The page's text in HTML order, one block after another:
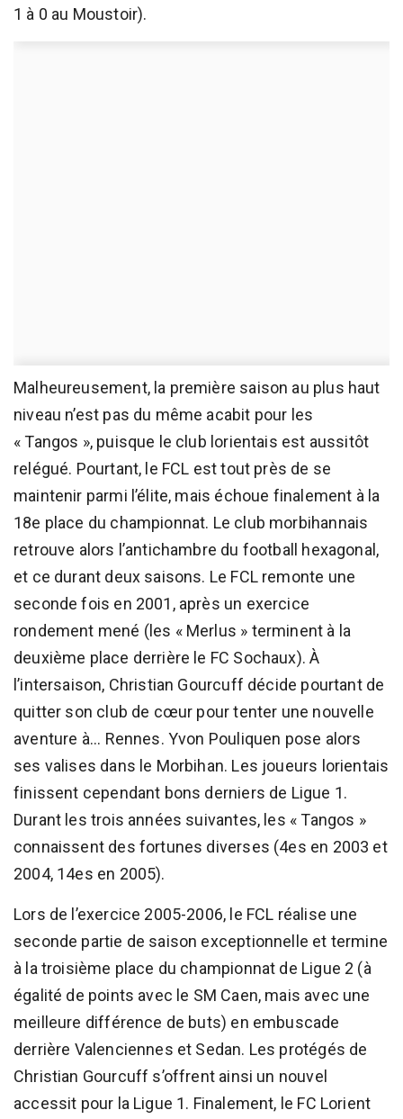
1 à 0 au Moustoir).
Malheureusement, la première saison au plus haut
niveau n’est pas du même acabit pour les
« Tangos », puisque le club lorientais est aussitôt
relégué. Pourtant, le FCL est tout près de se
maintenir parmi l’élite, mais échoue finalement à la
18e place du championnat. Le club morbihannais
retrouve alors l’antichambre du football hexagonal,
et ce durant deux saisons. Le FCL remonte une
seconde fois en 2001, après un exercice
rondement mené (les « Merlus » terminent à la
deuxième place derrière le FC Sochaux). À
l’intersaison, Christian Gourcuff décide pourtant de
quitter son club de cœur pour tenter une nouvelle
aventure à... Rennes. Yvon Pouliquen pose alors
ses valises dans le Morbihan. Les joueurs lorientais
finissent cependant bons derniers de Ligue 1.
Durant les trois années suivantes, les « Tangos »
connaissent des fortunes diverses (4es en 2003 et
2004, 14es en 2005).
Lors de l’exercice 2005-2006, le FCL réalise une
seconde partie de saison exceptionnelle et termine
à la troisième place du championnat de Ligue 2 (à
égalité de points avec le SM Caen, mais avec une
meilleure différence de buts) en embuscade
derrière Valenciennes et Sedan. Les protégés de
Christian Gourcuff s’offrent ainsi un nouvel
accessit pour la Ligue 1. Finalement, le FC Lorient